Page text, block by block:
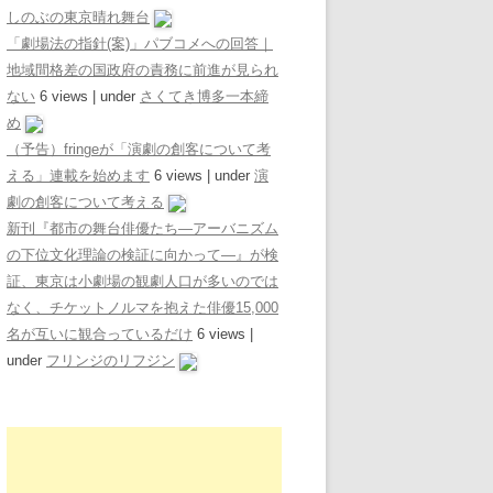
しのぶの東京晴れ舞台
「劇場法の指針(案)」パブコメへの回答｜
地域間格差の国政府の責務に前進が見られ
ない 6 views under さくてき博多一本締
め
（予告）fringeが「演劇の創客について考
える」連載を始めます 6 views under 演
劇の創客について考える
新刊『都市の舞台俳優たち―アーバニズム
の下位文化理論の検証に向かって―』が検
証、東京は小劇場の観劇人口が多いのでは
なく、チケットノルマを抱えた俳優15,000
名が互いに観合っているだけ 6 views
under フリンジのリフジン